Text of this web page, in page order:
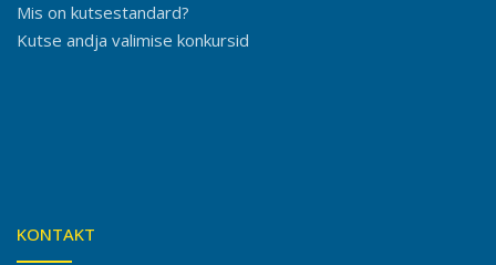
Mis on kutsestandard?
Kutse andja valimise konkursid
KONTAKT